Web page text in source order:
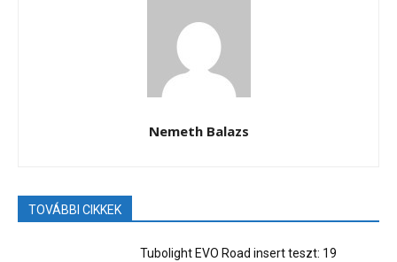
Nemeth Balazs
TOVÁBBI CIKKEK
Tubolight EVO Road insert teszt: 19